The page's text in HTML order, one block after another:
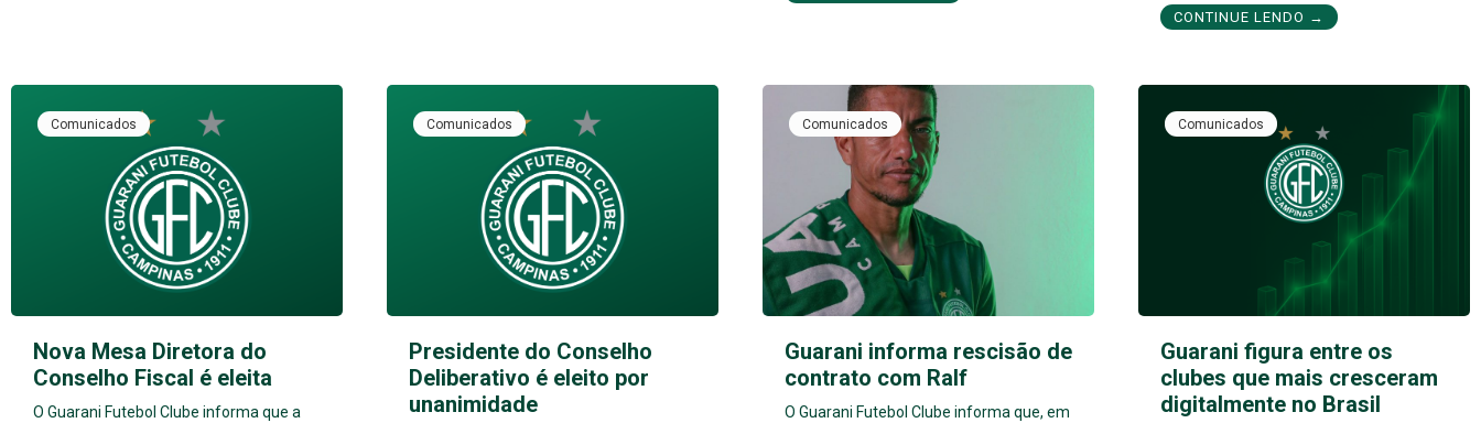
CONTINUE LENDO →
Comunicados
Nova Mesa Diretora do
Conselho Fiscal é eleita
O Guarani Futebol Clube informa que a
Comunicados
Presidente do Conselho
Deliberativo é eleito por
unanimidade
Comunicados
Guarani informa rescisão de
contrato com Ralf
O Guarani Futebol Clube informa que, em
Comunicados
Guarani figura entre os
clubes que mais cresceram
digitalmente no Brasil